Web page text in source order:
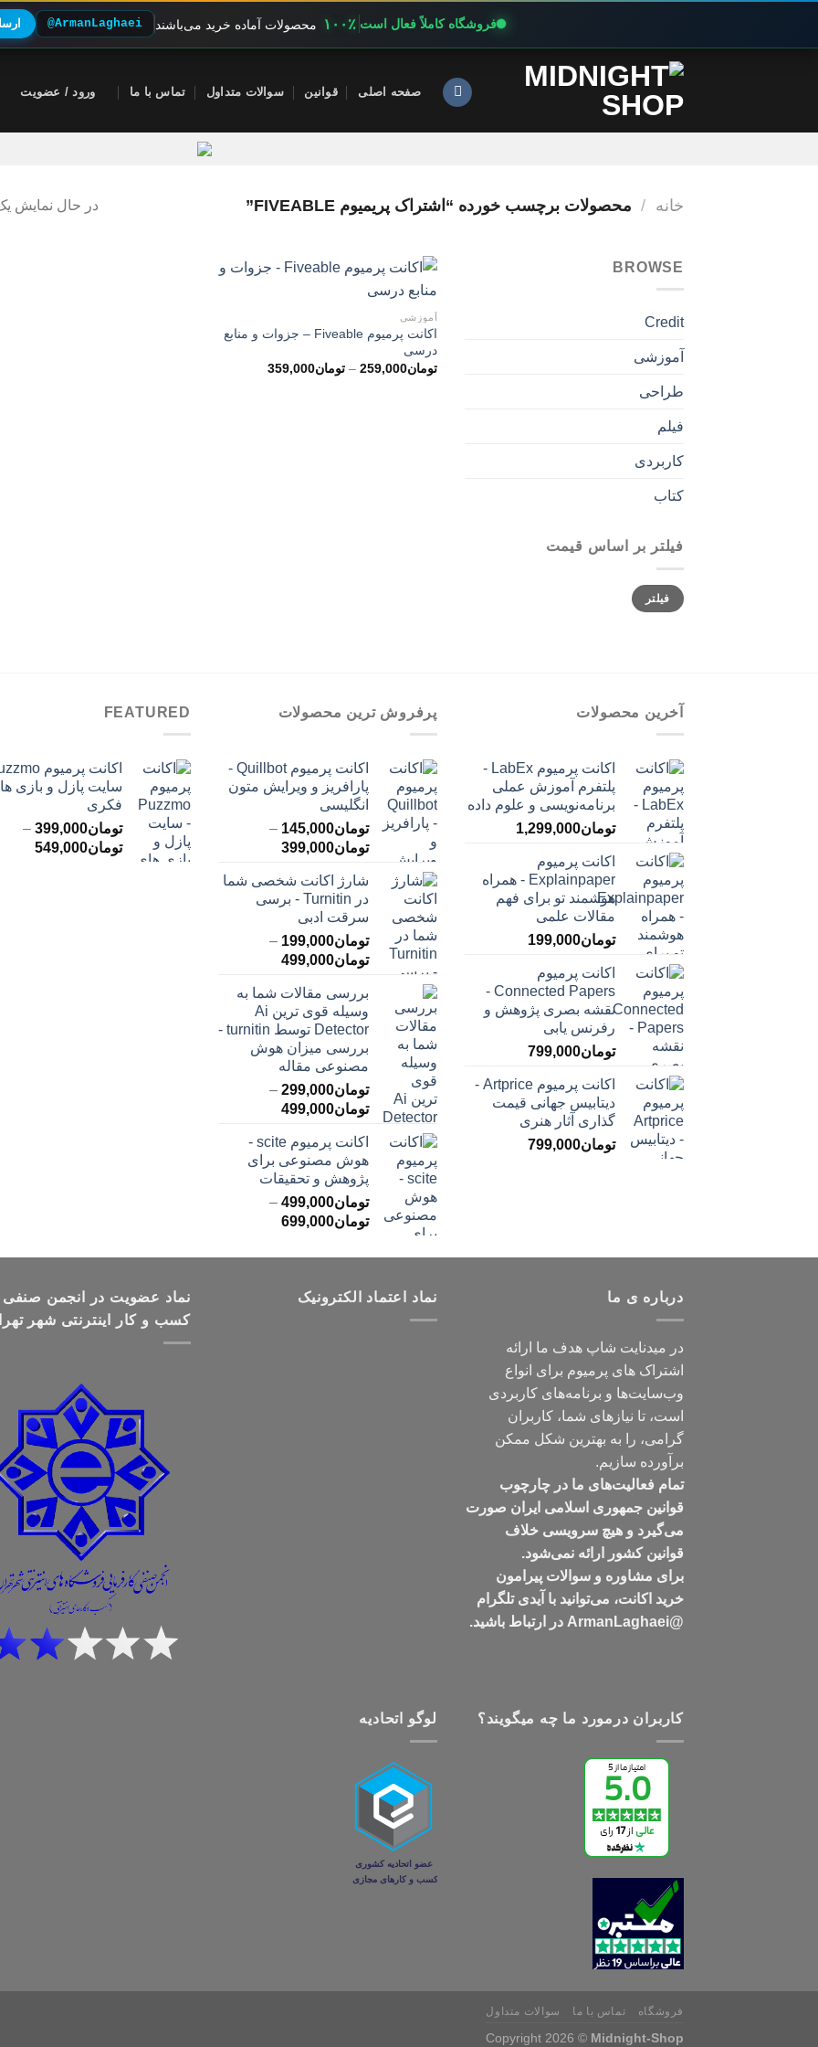
فروشگاه کاملاً فعال است ۱۰۰٪ محصولات آماده خرید می‌باشند @ArmanLaghaei
صفحه اصلی قوانین سوالات متداول تماس با ما ورود / عضویت
خانه / محصولات برچسب خورده “اشتراک پریمیوم FIVEABLE” در حال نمایش
BROWSE
Credit
آموزشی
طراحی
فیلم
کاربردی
کتاب
فیلتر بر اساس قیمت
حداقل
قیمت
حداکثر
قیمت
فیلتر
آموزشی
اکانت پرمیوم Fiveable – جزوات و منابع
درسی
تومان259,000
– تومان359,000محدوده
آخرین محصولات
اکانت پرمیوم LabEx -
پلتفرم آموزش عملی
برنامه‌نویسی و علوم داده
تومان1,299,000
اکانت پرمیوم
Explainpaper - همراه
هوشمند تو برای فهم
مقالات علمی
تومان199,000
اکانت پرمیوم
Connected Papers -
نقشه بصری پژوهش و
رفرنس یابی
تومان799,000
اکانت پرمیوم Artprice -
دیتابیس جهانی قیمت
‌گذاری آثار هنری
تومان799,000
پرفروش ترین محصولات
اکانت پرمیوم Quillbot -
پارافریز و ویرایش متون
انگلیسی
تومان145,000
–
تومان399,000محدوده
تومان145,000
تا
شارژ اکانت شخصی شما
در Turnitin - برسی
سرقت ادبی
تومان199,000
–
تومان499,000محدوده
تومان199,000
تا
تومان499,000
بررسی مقالات شما به
وسیله قوی ترین Ai
Detector توسط turnitin -
بررسی میزان هوش
مصنوعی مقاله
تومان299,000
–
تومان499,000محدوده
تا
تومان499,000
اکانت پرمیوم scite -
هوش مصنوعی برای
پژوهش و تحقیقات
تومان499,000
–
تومان699,000محدوده
تومان499,000
FEATURED
سایت پازل و بازی
فکری
تومان399,000
–
تومان549,000
درباره ی ما
در میدنایت شاپ هدف ما ارائه
اشتراک های پرمیوم برای انواع
وب‌سایت‌ها و برنامه‌های کاربردی
است، تا نیازهای شما، کاربران
گرامی، را به بهترین شکل ممکن
برآورده سازیم.
تمام فعالیت‌های ما در چارچوب
قوانین جمهوری اسلامی ایران صورت
می‌گیرد و هیچ سرویسی خلاف
قوانین کشور ارائه نمی‌شود.
برای مشاوره و سوالات پیرامون
خرید اکانت، می‌توانید با آیدی تلگرام
@ArmanLaghaei در ارتباط باشید.
نماد اعتماد الکترونیک
نماد عضویت در انجمن صنفی
کسب و کار اینترنتی شهر
کاربران درمورد ما چه میگویند؟ لوگو اتحادیه
فروشگاه تماس با ما سوالات متداول
Copyright 2026 © Midnight-Shop